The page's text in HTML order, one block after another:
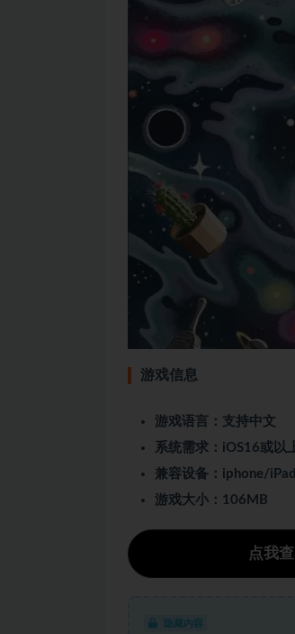
游戏信息
游戏语言：支持中文
系统需求：iOS16或以
兼容设备：iphone/iPad
游戏大小：106MB
点我
隐藏内容